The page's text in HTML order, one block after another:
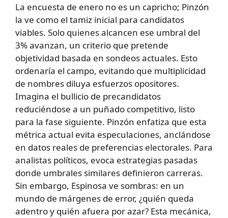
La encuesta de enero no es un capricho; Pinzón
la ve como el tamiz inicial para candidatos
viables. Solo quienes alcancen ese umbral del
3% avanzan, un criterio que pretende
objetividad basada en sondeos actuales. Esto
ordenaría el campo, evitando que multiplicidad
de nombres diluya esfuerzos opositores.
Imagina el bullicio de precandidatos
reduciéndose a un puñado competitivo, listo
para la fase siguiente. Pinzón enfatiza que esta
métrica actual evita especulaciones, anclándose
en datos reales de preferencias electorales. Para
analistas políticos, evoca estrategias pasadas
donde umbrales similares definieron carreras.
Sin embargo, Espinosa ve sombras: en un
mundo de márgenes de error, ¿quién queda
adentro y quién afuera por azar? Esta mecánica,